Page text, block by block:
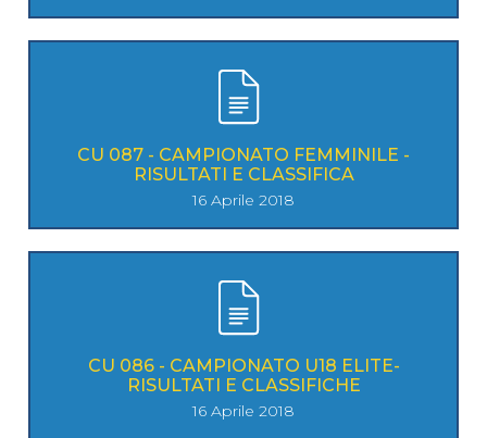
CU 087 - CAMPIONATO FEMMINILE -
RISULTATI E CLASSIFICA
16 Aprile 2018
CU 086 - CAMPIONATO U18 ELITE-
RISULTATI E CLASSIFICHE
16 Aprile 2018